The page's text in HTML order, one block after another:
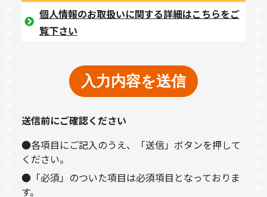
個人情報のお取扱いに関する詳細はこちらをご
覧下さい
送信前にご確認ください
●各項目にご記入のうえ、「送信」ボタンを押して
ください。
●「必須」のついた項目は必須項目となっておりま
す。